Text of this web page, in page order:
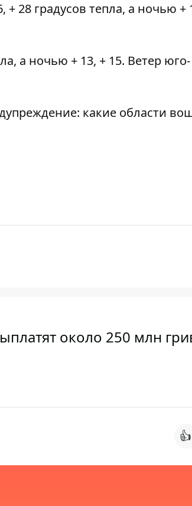
+ 28 градусов тепла, а ночью +
а ночью + 13, + 15. Ветер юго-
: какие области
около 250 млн
👍